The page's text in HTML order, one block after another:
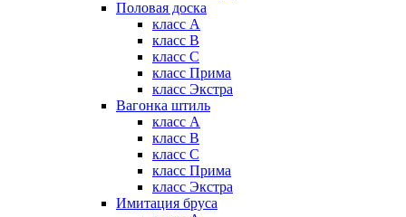
Половая доска
класс А
класс B
класс C
класс Прима
класс Экстра
Вагонка штиль
класс А
класс B
класс C
класс Прима
класс Экстра
Имитация бруса